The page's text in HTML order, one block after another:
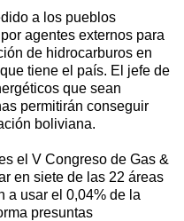
a los pueblos
agentes externos para
de hidrocarburos en
tiene el país. El jefe de
que sean
permitirán conseguir
boliviana.
el V Congreso de Gas &
en siete de las 22 áreas
a usar el 0,04% de la
presuntas